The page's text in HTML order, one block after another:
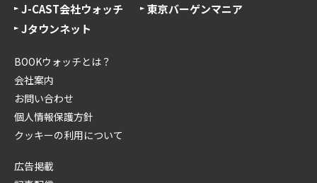
J-CAST会社ウォッチ
東京バーゲンマニア
Jタウンネット
BOOKウォッチとは？
会社案内
お問い合わせ
個人情報保護方針
クッキーの利用について
広告掲載